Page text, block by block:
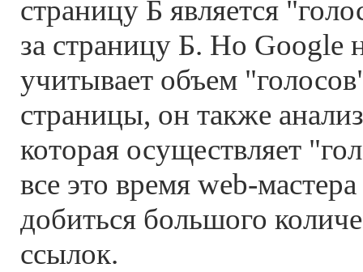
страницу Б является
за страницу Б. Но Google
учитывает объем
страницы, он также
которая осуществляет
все это время web-
добиться большого
ссылок.